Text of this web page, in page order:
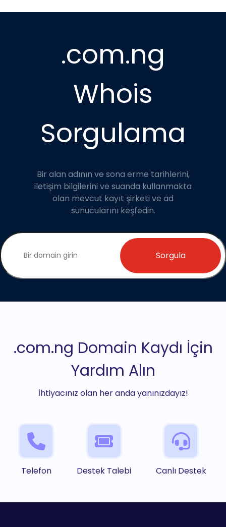
.com.ng
Whois
Sorgulama
Bir alan adının ve sona erme tarihlerini,
iletişim bilgilerini ve suanda kullanmakta
olan mevcut kayıt şirketi ve ad
sunucularını keşfedin.
Sorgula
.com.ng Domain Kaydı İçin
Yardım Alın
İhtiyacınız olan her anda yanınızdayız!
Telefon Destek Talebi Canlı Destek